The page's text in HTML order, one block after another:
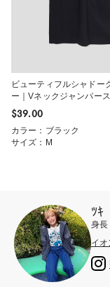
ビューティフルシャドー
ー｜Vネックジャンパー
$‌39.00
カラー：ブラック
サイズ：M
ﾂｷ
身
イ